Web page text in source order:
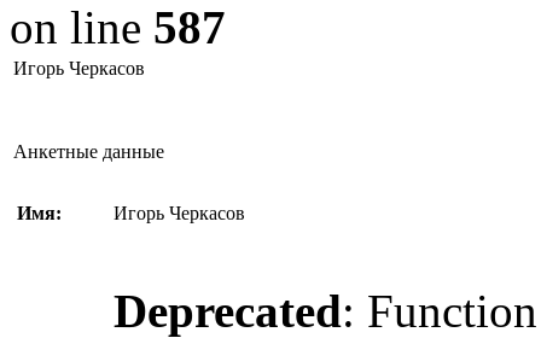
on line 587
Игорь Черкасов
Анкетные данные
Имя: Игорь Черкасов
Deprecated: